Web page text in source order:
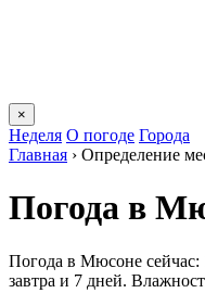
×
Неделя О погоде Города
Главная › Определение
Погода в
Погода в Мюсоне сейчас:
завтра и 7 дней.